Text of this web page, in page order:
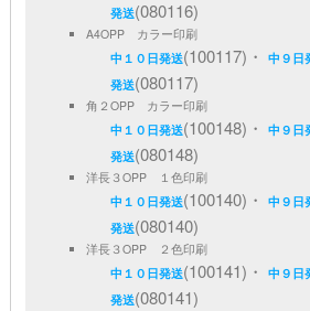
発送(080116)
A4OPP カラー印刷
中１０日発送(100117)・中９日
発送(080117)
角２OPP カラー印刷
中１０日発送(100148)・中９日
発送(080148)
洋長３OPP １色印刷
中１０日発送(100140)・中９日
発送(080140)
洋長３OPP ２色印刷
中１０日発送(100141)・中９日
発送(080141)